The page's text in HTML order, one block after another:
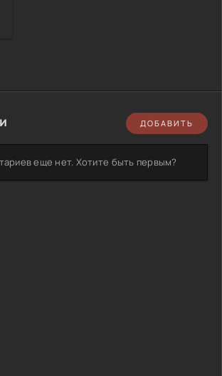
ДОБАВИТЬ
еще нет. Хотите быть первым?